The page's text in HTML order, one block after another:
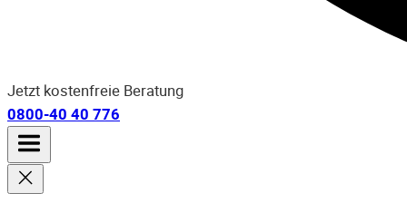
Jetzt kostenfreie Beratung
0800-40 40 776